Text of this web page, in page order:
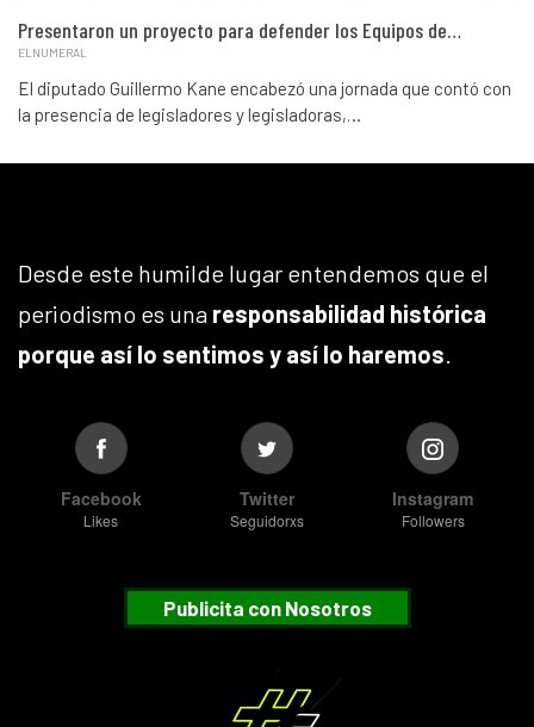
Presentaron un proyecto para defender los Equipos de…
ELNUMERAL
El diputado Guillermo Kane encabezó una jornada que contó con
la presencia de legisladores y legisladoras,…
Desde este humilde lugar entendemos que el
periodismo es una responsabilidad histórica
porque así lo sentimos y así lo haremos.
Facebook
Likes
Twitter
Seguidorxs
Instagram
Followers
Publicita con Nosotros